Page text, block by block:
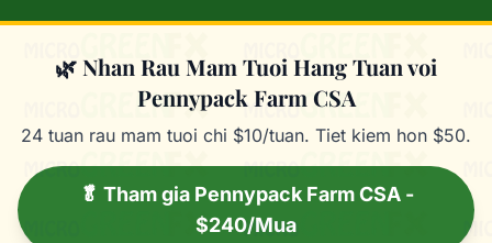
🌿 Nhan Rau Mam Tuoi Hang Tuan voi
Pennypack Farm CSA
24 tuan rau mam tuoi chi $10/tuan. Tiet kiem hon $50.
🥬 Tham gia Pennypack Farm CSA -
$240/Mua